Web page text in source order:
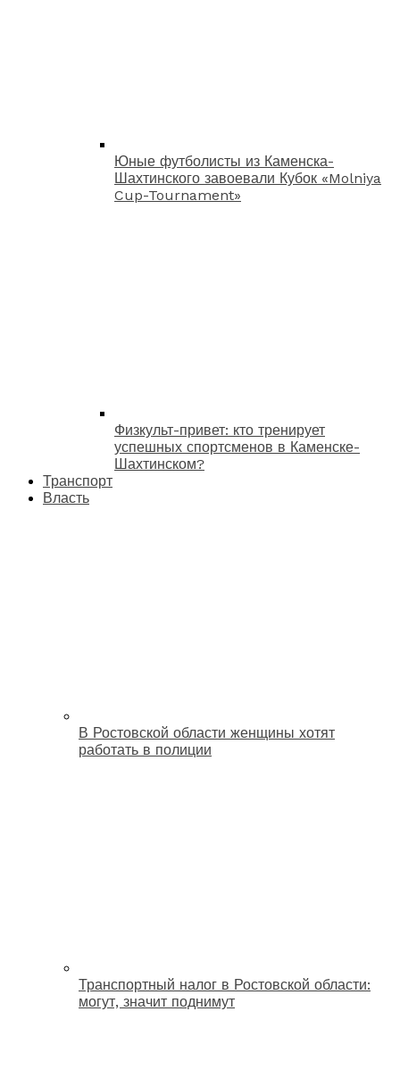
Юные футболисты из Каменска-
Шахтинского завоевали Кубок «Molniya
Cup-Tournament»
Физкульт-привет: кто тренирует
успешных спортсменов в Каменске-
Шахтинском?
Транспорт
Власть
В Ростовской области женщины хотят
работать в полиции
Транспортный налог в Ростовской области:
могут, значит поднимут